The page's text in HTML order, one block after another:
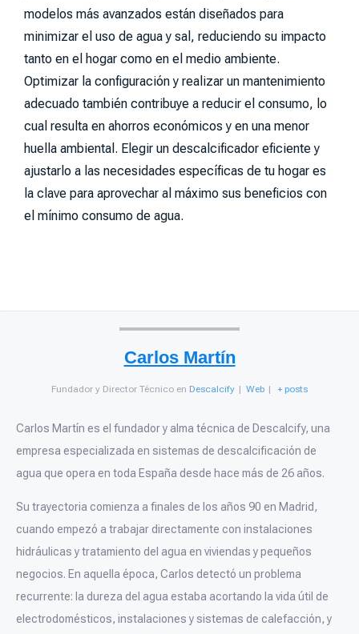
modelos más avanzados están diseñados para
minimizar el uso de agua y sal, reduciendo su impacto
tanto en el hogar como en el medio ambiente.
Optimizar la configuración y realizar un mantenimiento
adecuado también contribuye a reducir el consumo, lo
cual resulta en ahorros económicos y en una menor
huella ambiental. Elegir un descalcificador eficiente y
ajustarlo a las necesidades específicas de tu hogar es
la clave para aprovechar al máximo sus beneficios con
el mínimo consumo de agua.
Carlos Martín
Fundador y Director Técnico en Descalcify | Web | + posts
Carlos Martín es el fundador y alma técnica de Descalcify, una
empresa especializada en sistemas de descalcificación de
agua que opera en toda España desde hace más de 26 años.
Su trayectoria comienza a finales de los años 90 en Madrid,
cuando empezó a trabajar directamente con instalaciones
hidráulicas y tratamiento del agua en viviendas y pequeños
negocios. En aquella época, Carlos detectó un problema
recurrente: la dureza del agua estaba acortando la vida útil de
electrodomésticos, instalaciones y sistemas de calefacción, y